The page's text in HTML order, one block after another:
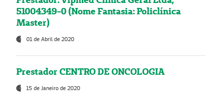
51004349-0 (Nome Fantasia: Policlínica
Master)
01 de Abril de 2020
Prestador CENTRO DE ONCOLOGIA
15 de Janeiro de 2020